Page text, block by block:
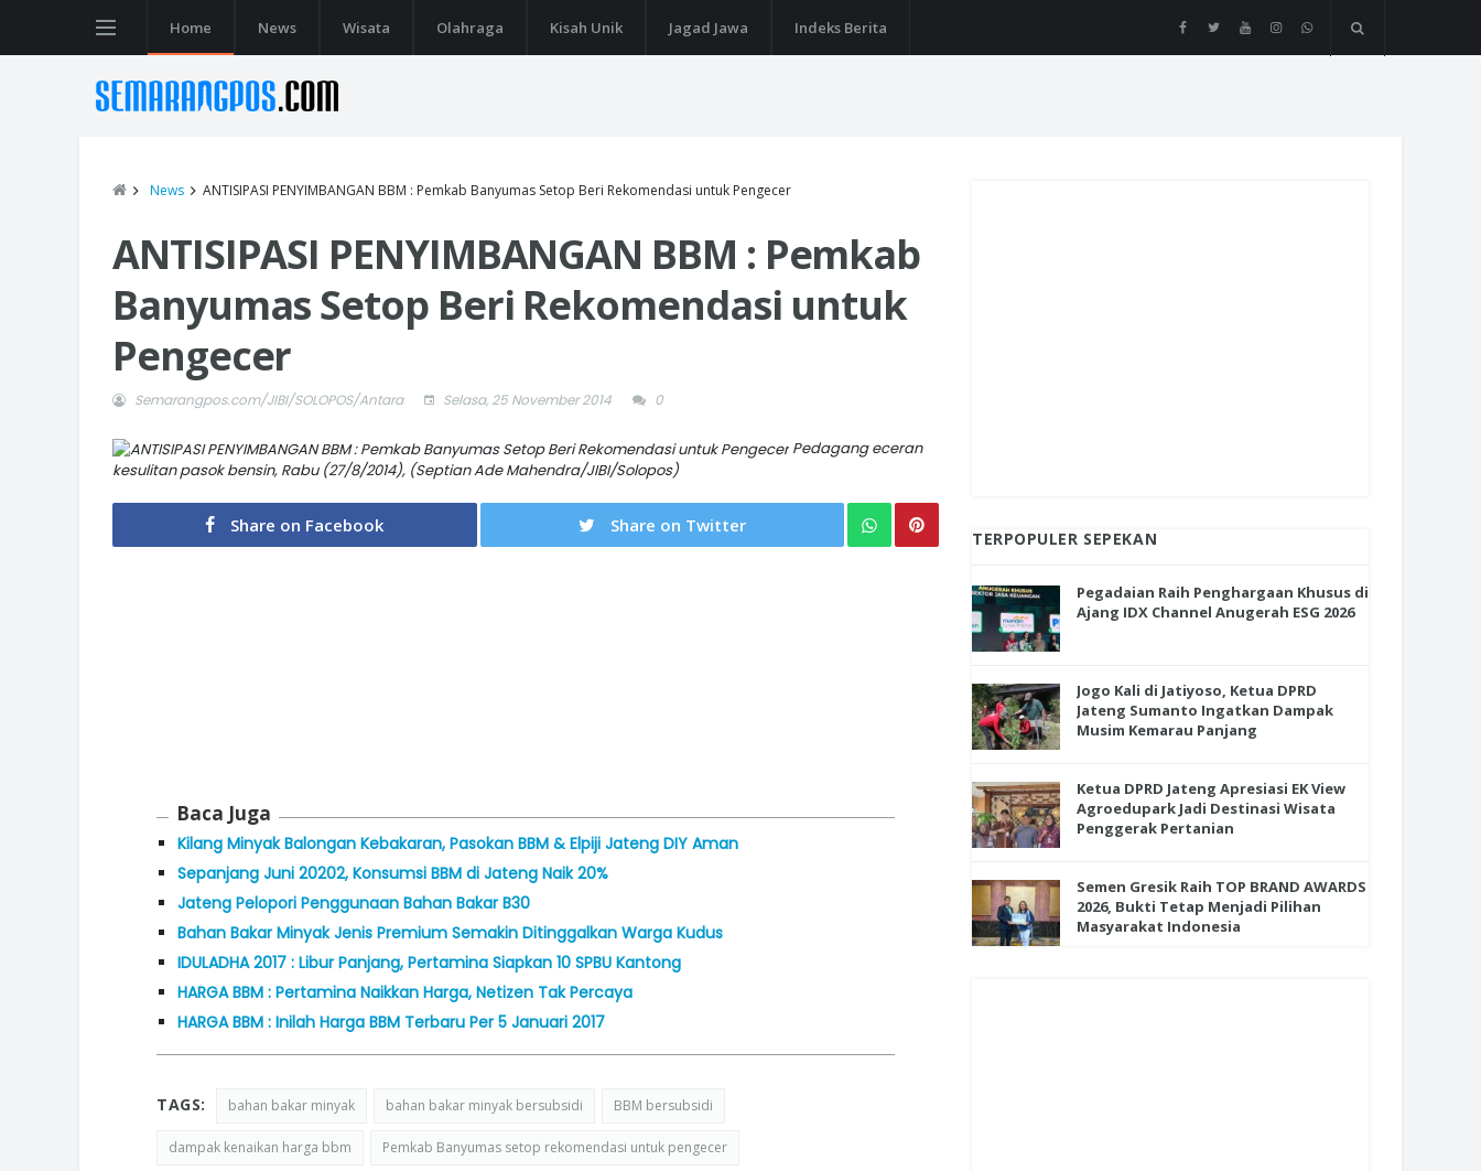
Home News Wisata Olahraga Kisah Unik Jagad Jawa Indeks Berita
News ANTISIPASI PENYIMBANGAN BBM : Pemkab Banyumas Setop Beri Rekomendasi untuk Pengecer
ANTISIPASI PENYIMBANGAN BBM : Pemkab
Banyumas Setop Beri Rekomendasi untuk
Pengecer
Semarangpos.com/JIBI/SOLOPOS/Antara Selasa, 25 November 2014 0
Pedagang eceran
kesulitan pasok bensin, Rabu (27/8/2014), (Septian Ade Mahendra/JIBI/Solopos)
Share on Facebook Share on Twitter
Baca Juga
Kilang Minyak Balongan Kebakaran, Pasokan BBM & Elpiji Jateng DIY Aman
Sepanjang Juni 20202, Konsumsi BBM di Jateng Naik 20%
Jateng Pelopori Penggunaan Bahan Bakar B30
Bahan Bakar Minyak Jenis Premium Semakin Ditinggalkan Warga Kudus
IDULADHA 2017 : Libur Panjang, Pertamina Siapkan 10 SPBU Kantong
HARGA BBM : Pertamina Naikkan Harga, Netizen Tak Percaya
HARGA BBM : Inilah Harga BBM Terbaru Per 5 Januari 2017
TAGS: bahan bakar minyak bahan bakar minyak bersubsidi BBM bersubsidi
dampak kenaikan harga bbm Pemkab Banyumas setop rekomendasi untuk pengecer
TERPOPULER SEPEKAN
Pegadaian Raih Penghargaan Khusus di
Ajang IDX Channel Anugerah ESG 2026
Jogo Kali di Jatiyoso, Ketua DPRD
Jateng Sumanto Ingatkan Dampak
Musim Kemarau Panjang
Ketua DPRD Jateng Apresiasi EK View
Agroedupark Jadi Destinasi Wisata
Penggerak Pertanian
Semen Gresik Raih TOP BRAND AWARDS
2026, Bukti Tetap Menjadi Pilihan
Masyarakat Indonesia